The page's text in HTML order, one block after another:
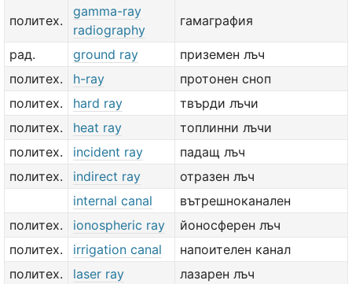
политех.
gamma-ray
radiography
гамаграфия
рад. ground ray
приземен лъч
политех.
h-ray
протонен сноп
политех.
hard ray
твърди лъчи
политех.
heat ray
топлинни лъчи
политех.
incident ray
падащ лъч
политех.
indirect ray
отразен лъч
internal canal
вътрешноканален
политех.
ionospheric ray
йоносферен лъч
политех.
irrigation canal
напоителен канал
политех.
laser ray лазарен лъч